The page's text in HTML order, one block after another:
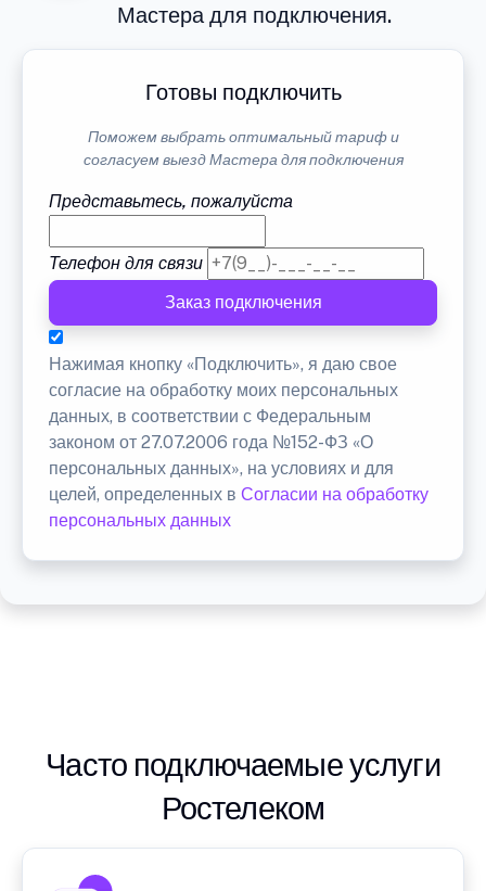
Мастера для подключения.
Готовы подключить
Поможем выбрать оптимальный тариф и
согласуем выезд Мастера для подключения
Представьтесь, пожалуйста
Телефон для связи
Заказ подключения
Нажимая кнопку «Подключить», я даю свое
согласие на обработку моих персональных
данных, в соответствии с Федеральным
законом от 27.07.2006 года №152-ФЗ «О
персональных данных», на условиях и для
целей, определенных в Согласии на обработку
персональных данных
Часто подключаемые услуги
Ростелеком